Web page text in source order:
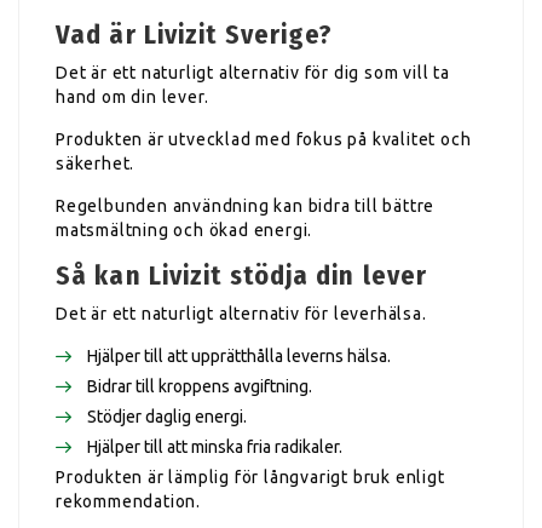
Vad är Livizit Sverige?
Det är ett naturligt alternativ för dig som vill ta
hand om din lever.
Produkten är utvecklad med fokus på kvalitet och
säkerhet.
Regelbunden användning kan bidra till bättre
matsmältning och ökad energi.
Så kan Livizit stödja din lever
Det är ett naturligt alternativ för leverhälsa.
Hjälper till att upprätthålla leverns hälsa.
Bidrar till kroppens avgiftning.
Stödjer daglig energi.
Hjälper till att minska fria radikaler.
Produkten är lämplig för långvarigt bruk enligt
rekommendation.